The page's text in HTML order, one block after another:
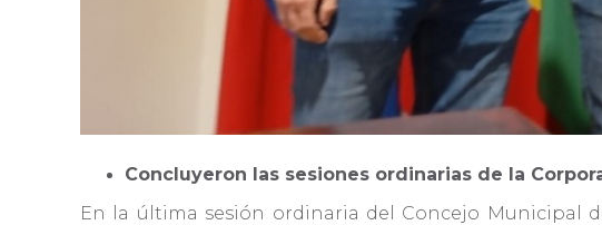
Concluyeron las sesiones ordinarias de la
En la última sesión ordinaria del Concejo Municipal